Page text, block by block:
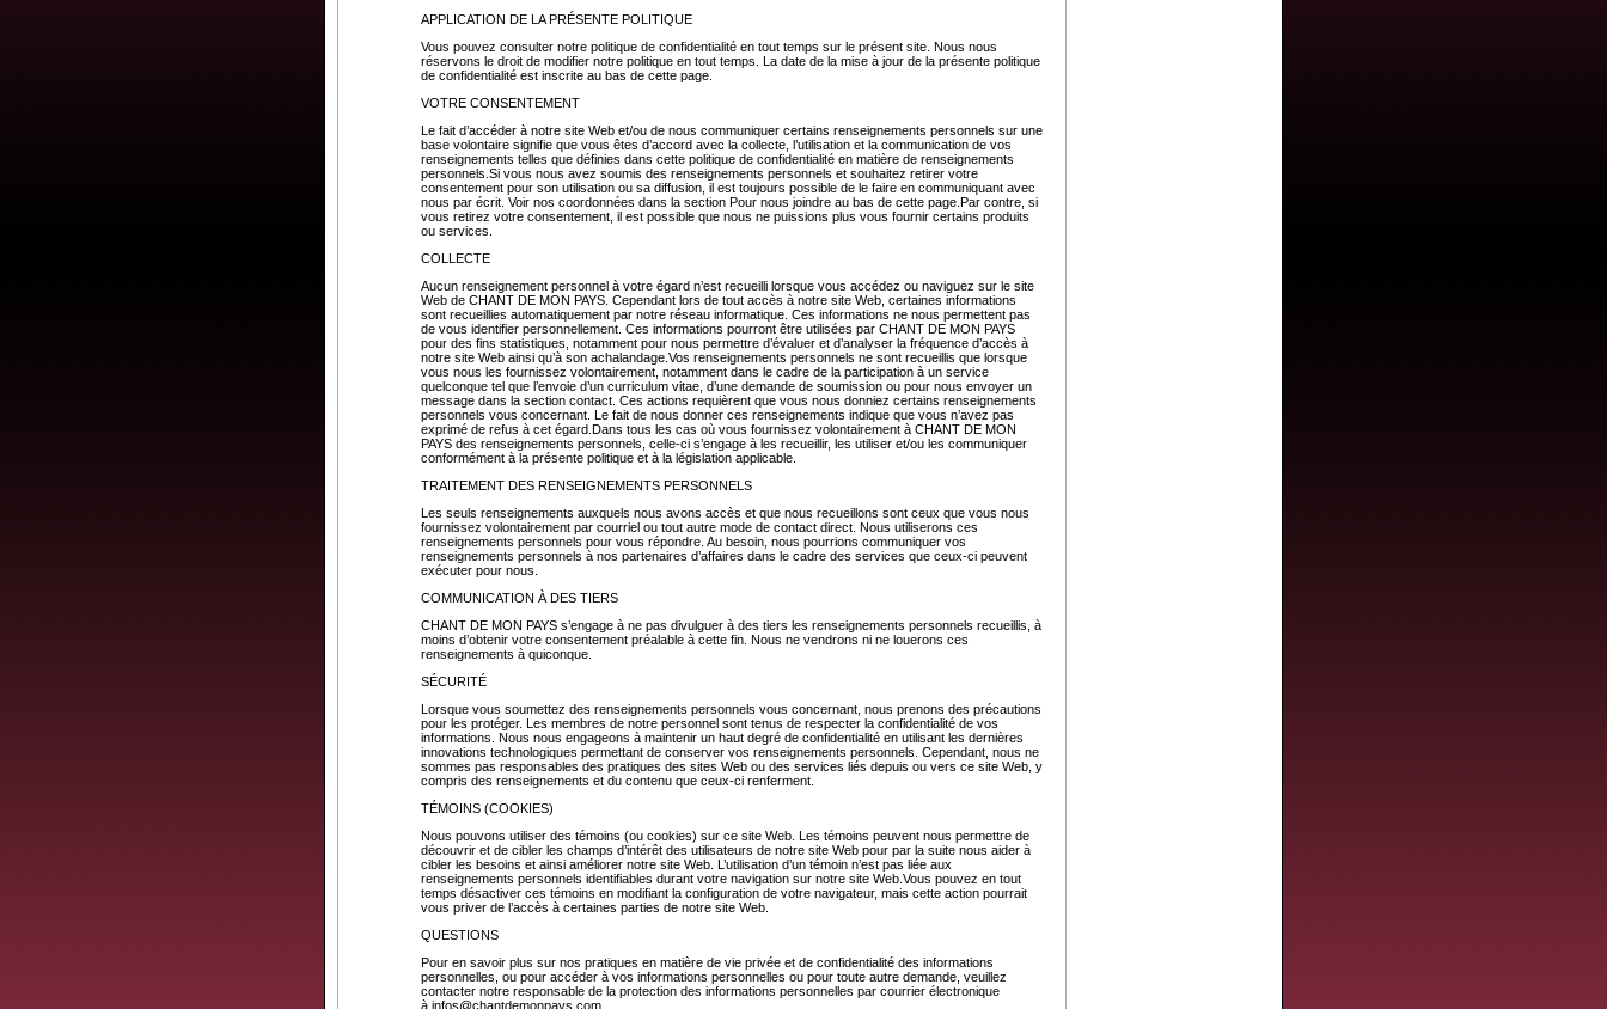
APPLICATION DE LA PRÉSENTE POLITIQUE
Vous pouvez consulter notre politique de confidentialité en tout temps sur le présent site. Nous nous
réservons le droit de modifier notre politique en tout temps. La date de la mise à jour de la présente politique
de confidentialité est inscrite au bas de cette page.
VOTRE CONSENTEMENT
Le fait d’accéder à notre site Web et/ou de nous communiquer certains renseignements personnels sur une
base volontaire signifie que vous êtes d’accord avec la collecte, l’utilisation et la communication de vos
renseignements telles que définies dans cette politique de confidentialité en matière de renseignements
personnels.Si vous nous avez soumis des renseignements personnels et souhaitez retirer votre
consentement pour son utilisation ou sa diffusion, il est toujours possible de le faire en communiquant avec
nous par écrit. Voir nos coordonnées dans la section Pour nous joindre au bas de cette page.Par contre, si
vous retirez votre consentement, il est possible que nous ne puissions plus vous fournir certains produits
ou services.
COLLECTE
Aucun renseignement personnel à votre égard n’est recueilli lorsque vous accédez ou naviguez sur le site
Web de CHANT DE MON PAYS. Cependant lors de tout accès à notre site Web, certaines informations
sont recueillies automatiquement par notre réseau informatique. Ces informations ne nous permettent pas
de vous identifier personnellement. Ces informations pourront être utilisées par CHANT DE MON PAYS
pour des fins statistiques, notamment pour nous permettre d’évaluer et d’analyser la fréquence d’accès à
notre site Web ainsi qu’à son achalandage.Vos renseignements personnels ne sont recueillis que lorsque
vous nous les fournissez volontairement, notamment dans le cadre de la participation à un service
quelconque tel que l’envoie d’un curriculum vitae, d’une demande de soumission ou pour nous envoyer un
message dans la section contact. Ces actions requièrent que vous nous donniez certains renseignements
personnels vous concernant. Le fait de nous donner ces renseignements indique que vous n’avez pas
exprimé de refus à cet égard.Dans tous les cas où vous fournissez volontairement à CHANT DE MON
PAYS des renseignements personnels, celle-ci s’engage à les recueillir, les utiliser et/ou les communiquer
conformément à la présente politique et à la législation applicable.
TRAITEMENT DES RENSEIGNEMENTS PERSONNELS
Les seuls renseignements auxquels nous avons accès et que nous recueillons sont ceux que vous nous
fournissez volontairement par courriel ou tout autre mode de contact direct. Nous utiliserons ces
renseignements personnels pour vous répondre. Au besoin, nous pourrions communiquer vos
renseignements personnels à nos partenaires d’affaires dans le cadre des services que ceux-ci peuvent
exécuter pour nous.
COMMUNICATION À DES TIERS
CHANT DE MON PAYS s’engage à ne pas divulguer à des tiers les renseignements personnels recueillis, à
moins d’obtenir votre consentement préalable à cette fin. Nous ne vendrons ni ne louerons ces
renseignements à quiconque.
SÉCURITÉ
Lorsque vous soumettez des renseignements personnels vous concernant, nous prenons des précautions
pour les protéger. Les membres de notre personnel sont tenus de respecter la confidentialité de vos
informations. Nous nous engageons à maintenir un haut degré de confidentialité en utilisant les dernières
innovations technologiques permettant de conserver vos renseignements personnels. Cependant, nous ne
sommes pas responsables des pratiques des sites Web ou des services liés depuis ou vers ce site Web, y
compris des renseignements et du contenu que ceux-ci renferment.
TÉMOINS (COOKIES)
Nous pouvons utiliser des témoins (ou cookies) sur ce site Web. Les témoins peuvent nous permettre de
découvrir et de cibler les champs d’intérêt des utilisateurs de notre site Web pour par la suite nous aider à
cibler les besoins et ainsi améliorer notre site Web. L’utilisation d’un témoin n’est pas liée aux
renseignements personnels identifiables durant votre navigation sur notre site Web.Vous pouvez en tout
temps désactiver ces témoins en modifiant la configuration de votre navigateur, mais cette action pourrait
vous priver de l’accès à certaines parties de notre site Web.
QUESTIONS
Pour en savoir plus sur nos pratiques en matière de vie privée et de confidentialité des informations
personnelles, ou pour accéder à vos informations personnelles ou pour toute autre demande, veuillez
contacter notre responsable de la protection des informations personnelles par courrier électronique
à infos@chantdemonpays.com